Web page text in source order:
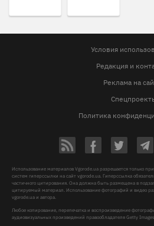
Условия
Редакция и
Реклама на
Политика
Использование материалов Vgorode.ua разрешается только
систем гиперссылки на сайт vgorode.ua. Гиперссылка
частичного цитирования. Она должна быть размещена в
цитируемый материал. Использование фотографий и видео
vgorode.ua и автора.
Любое копирование, перепечатка и воспроизведение
аудиовизуальных произведений правообладателя Getty